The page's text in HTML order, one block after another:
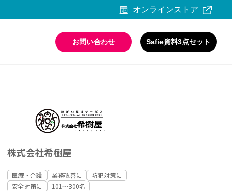
オンラインストア
お問い合わせ Safie資料3点セット
株式会社希樹屋
医療・介護 業務改善に
防犯対策に
安全対策に
101〜300名